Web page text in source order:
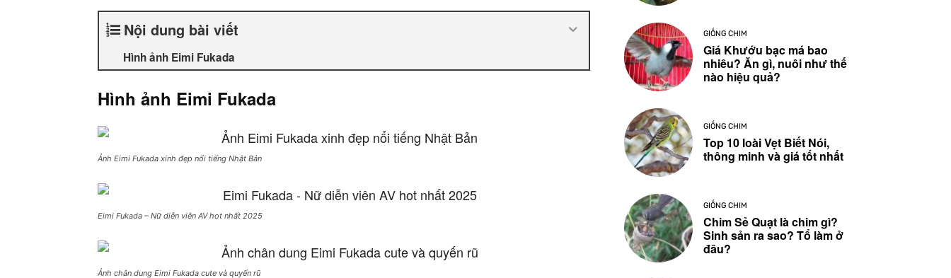
Nội dung bài viết
Hình ảnh Eimi Fukada
Hình ảnh Eimi Fukada
Ảnh Eimi Fukada xinh đẹp nổi tiếng Nhật Bản
Eimi Fukada – Nữ diễn viên AV hot nhất 2025
Ảnh chân dung Eimi Fukada cute và quyến rũ
GIỐNG CHIM
Giá Khướu bạc má bao
nhiêu? Ăn gì, nuôi như thế
nào hiệu quả?
GIỐNG CHIM
Top 10 loài Vẹt Biết Nói,
thông minh và giá tốt nhất
GIỐNG CHIM
Chim Sẻ Quạt là chim gì?
Sinh sản ra sao? Tổ làm ở
đâu?